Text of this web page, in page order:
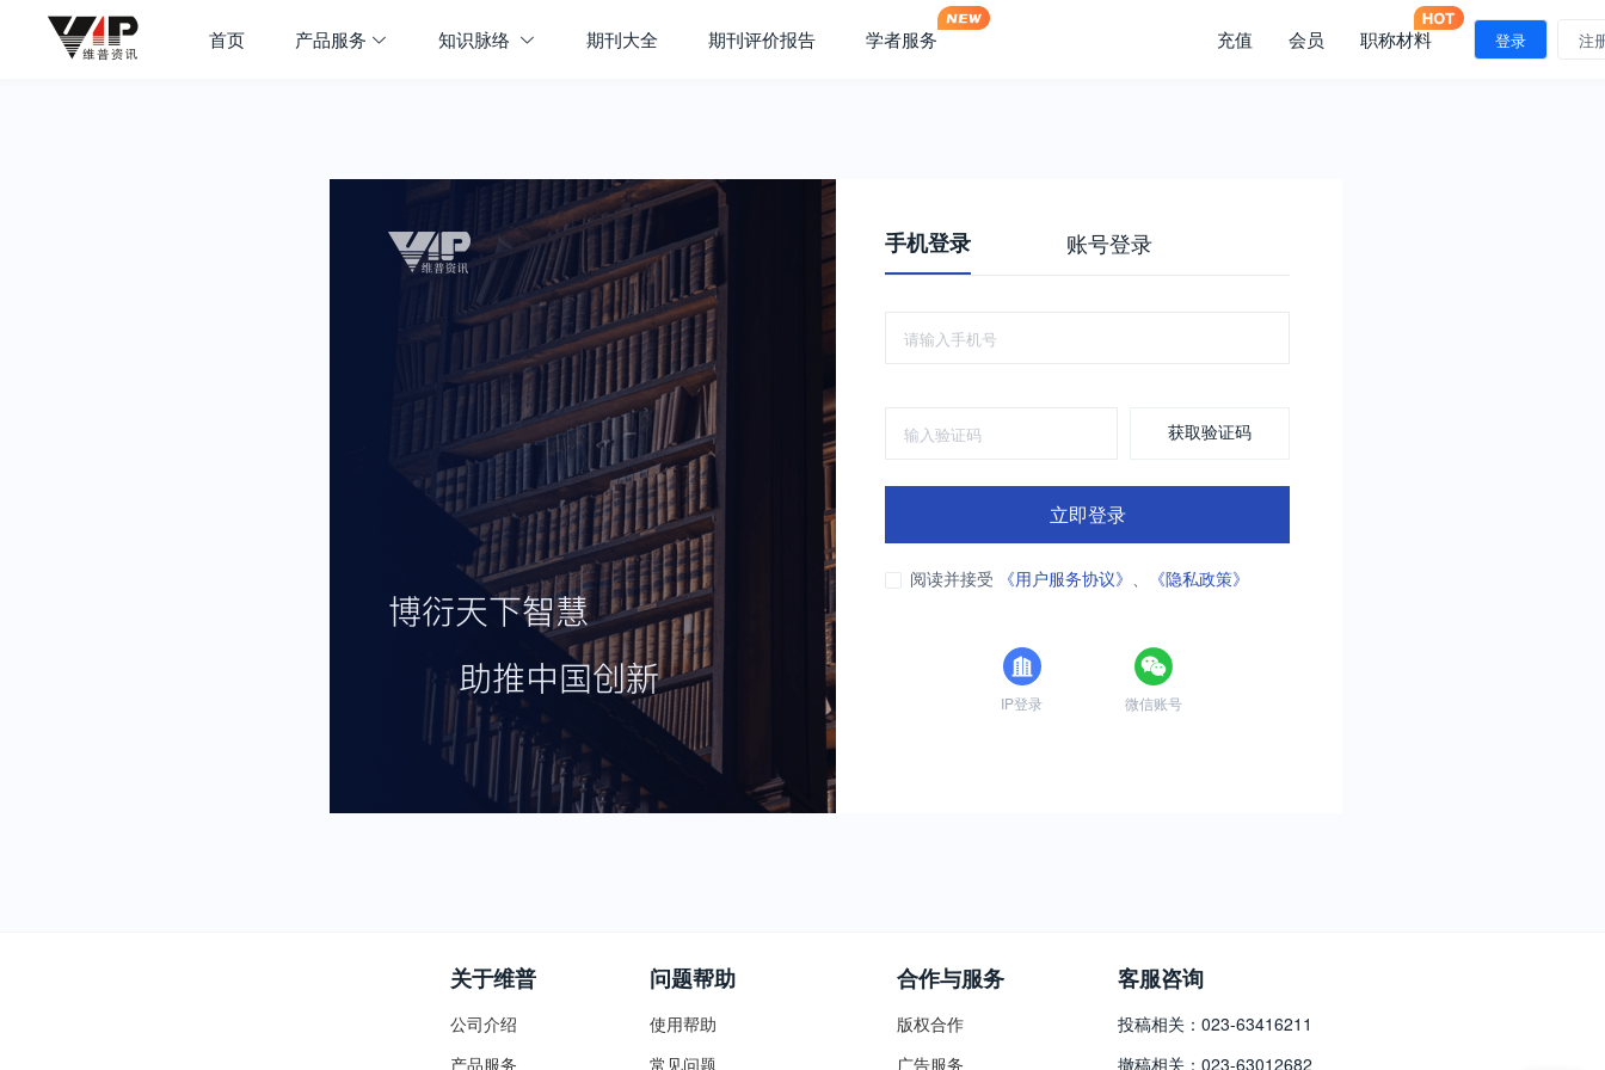
首页 产品服务 知识脉络 期刊大全 期刊评价报告 学者服务 充值 会员 职称材料 登录 注
手机登录 账号登录
获取验证码
立即登录
阅读并接受 《用户服务协议》 、 《隐私政策》
IP登录 微信账号
关于维普
公司介绍
产品服务
问题帮助
使用帮助
常见问题
合作与服务
版权合作
广告服务
客服咨询
投稿相关：023-63416211
撤稿相关：023-63012682